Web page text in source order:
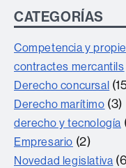
CATEGORÍAS
Competencia y
contractes mercantils
Derecho concursal
Derecho marítimo (3)
derecho y tecnología
Empresario (2)
Novedad legislativa